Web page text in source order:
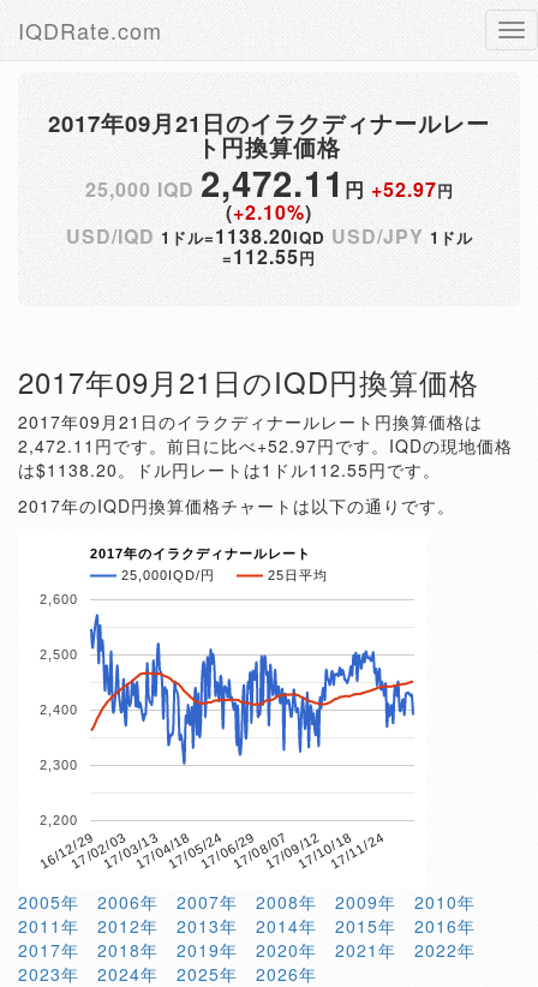
IQDRate.com
2017年09月21日のイラクディナールレー
ト円換算価格
25,000 IQD 2,472.11 円 +52.97円
(+2.10%)
USD/IQD 1ドル=1138.20IQD USD/JPY 1ドル
=112.55円
2017年09月21日のIQD円換算価格
2017年09月21日のイラクディナールレート円換算価格は
2,472.11円です。前日に比べ+52.97円です。IQDの現地価格
は$1138.20。ドル円レートは1ドル112.55円です。
2017年のIQD円換算価格チャートは以下の通りです。
2017年のイラクディナールレート
25,000IQD/円
25日平均
16/12/2917/02/0317/03/1317/04/1817/05/2417/06/2917/08/0717/09/1217/10/1817/11/24
2,200
2,300
2,400
2,500
2,600
2005年 2006年 2007年 2008年 2009年
2010年
2011年
2012年 2013年 2014年 2015年
2016年
2017年
2018年 2019年 2020年 2021年
2022年
2023年
2024年 2025年 2026年